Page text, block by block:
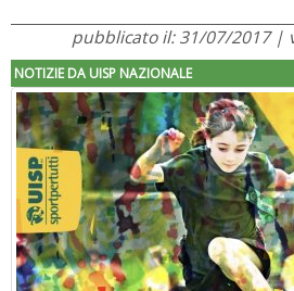
pubblicato il: 31/07/2017 |
NOTIZIE DA UISP NAZIONALE